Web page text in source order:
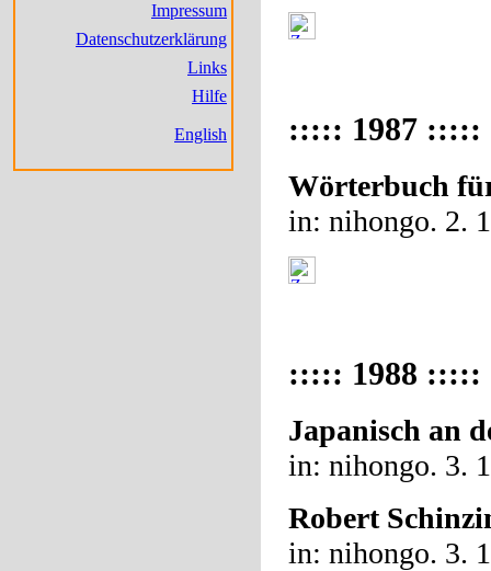
Impressum
Datenschutzerklärung
Links
Hilfe
English ::::: 1987 :::::
Wörterbuch
in: nihongo. 2.
::::: 1988 :::::
Japanisch an
in: nihongo. 3.
Robert
in: nihongo. 3.